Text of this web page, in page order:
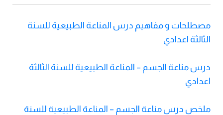
مصطلحات و مفاهيم درس المناعة الطبيعية للسنة
الثالثة اعدادي
درس مناعة الجسم – المناعة الطبيعية للسنة الثالثة
اعدادي
ملخص درس مناعة الجسم – المناعة الطبيعية للسنة